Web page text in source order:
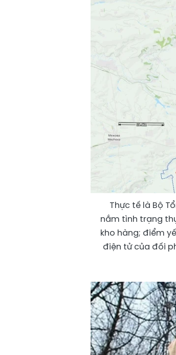
Thực tế là Bộ
nắm tình trạng
kho hàng; điểm
điện tử của đối